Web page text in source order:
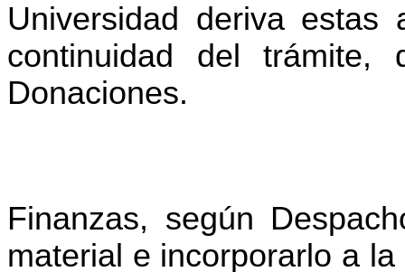
Universidad deriva estas
continuidad del trámite,
Donaciones.
Finanzas, según
material e incorporarlo a